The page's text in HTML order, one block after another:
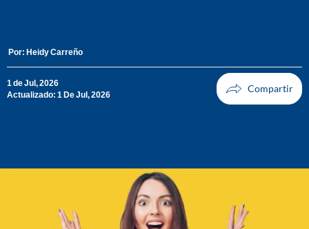
Por: Heidy Carreño
1 de Jul, 2026
Actualizado: 1 De Jul, 2026